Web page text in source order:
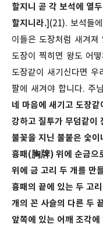
할지니 곧 각 보석에 열
할지니라.](21). 보석들
이들은 도장처럼 새겨
도장이 찍히면 왕도 어
도장같이 새기신다면 우
팔에 새겨야 합니다. 주
네 마음에 새기고 도장
강하고 질투가 무덤같이
불꽃을 지닌 불붙은 숯이
흉패(胸牌) 위에 순금으
위에 금 고리 두 개를 만
흉패의 끝에 있는 두 고
개의 꼰 사슬의 다른 두
앞쪽에 있는 어깨 조각에